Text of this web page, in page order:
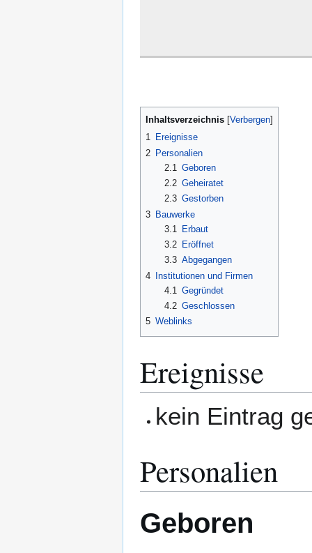
Inhaltsverzeichnis
1 Ereignisse
2 Personalien
2.1 Geboren
2.2 Geheiratet
2.3 Gestorben
3 Bauwerke
3.1
Erbaut
3.2
Eröffnet
3.3 Abgegangen
4 Institutionen und Firmen
4.1 Gegründet
4.2 Geschlossen
5 Weblinks
Ereignisse
kein Eintrag
Personalien
Geboren